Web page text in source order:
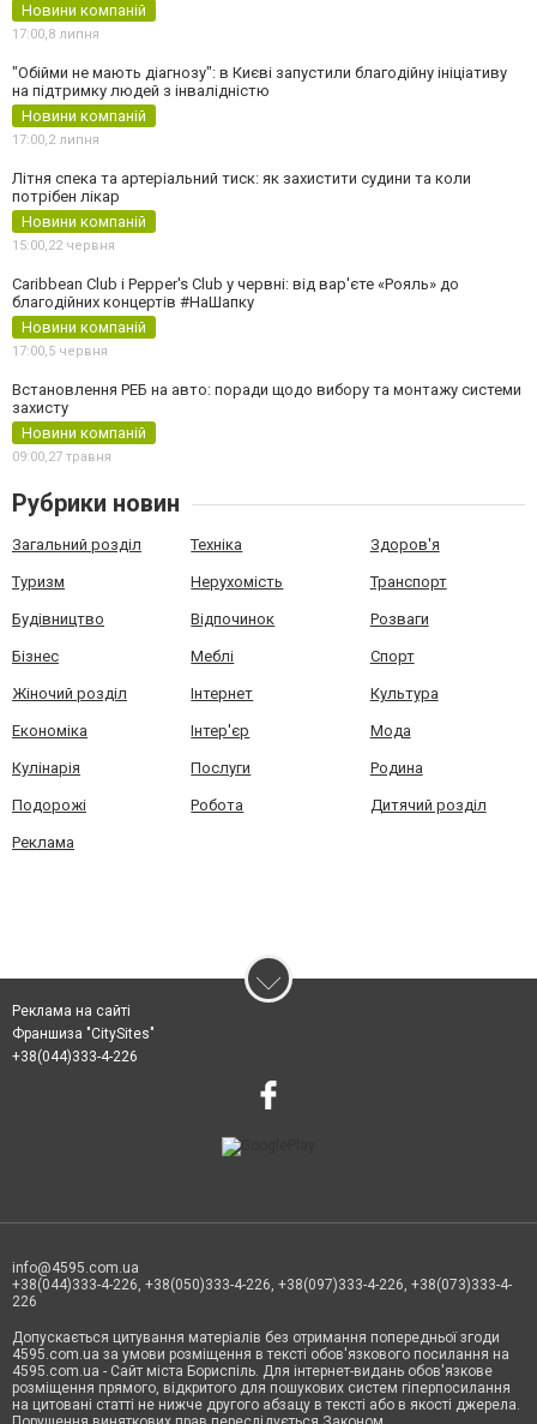
Новини компаній
17:00,8 липня
"Обійми не мають діагнозу": в Києві запустили благодійну ініціативу
на підтримку людей з інвалідністю
Новини компаній
17:00,2 липня
Літня спека та артеріальний тиск: як захистити судини та коли
потрібен лікар
Новини компаній
15:00,22 червня
Caribbean Club і Pepper's Club у червні: від вар'єте «Рояль» до
благодійних концертів #НаШапку
Новини компаній
17:00,5 червня
Встановлення РЕБ на авто: поради щодо вибору та монтажу системи
захисту
Новини компаній
09:00,27 травня
Рубрики новин
Загальний розділ Техніка Здоров'я
Туризм Нерухомість Транспорт
Будівництво Відпочинок Розваги
Бізнес Меблі Спорт
Жіночий розділ Інтернет Культура
Економіка Інтер'єр Мода
Кулінарія Послуги Родина
Подорожі Робота Дитячий розділ
Реклама
Реклама на сайті
Франшиза "CitySites"
+38(044)333-4-226
info@4595.com.ua
+38(044)333-4-226, +38(050)333-4-226, +38(097)333-4-226, +38(073)333-4-
226
Допускається цитування матеріалів без отримання попередньої згоди
4595.com.ua за умови розміщення в тексті обов'язкового посилання на
4595.com.ua - Сайт міста Бориспіль. Для інтернет-видань обов'язкове
розміщення прямого, відкритого для пошукових систем гіперпосилання
на цитовані статті не нижче другого абзацу в тексті або в якості джерела.